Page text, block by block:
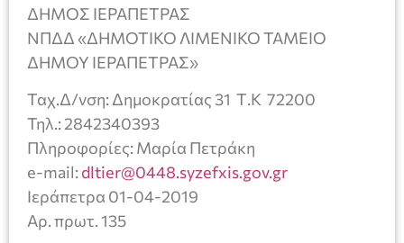
ΔΗΜΟΣ ΙΕΡΑΠΕΤΡΑΣ
ΝΠΔΔ «ΔΗΜΟΤΙΚΟ ΛΙΜΕΝΙΚΟ ΤΑΜΕΙΟ
ΔΗΜΟΥ ΙΕΡΑΠΕΤΡΑΣ»
Ταχ.Δ/νση: Δημοκρατίας 31 Τ.Κ 72200
Τηλ.: 2842340393
Πληροφορίες: Μαρία Πετράκη
e-mail:dltier@0448.syzefxis.gov.gr
Ιεράπετρα 01-04-2019
Αρ. πρωτ. 135